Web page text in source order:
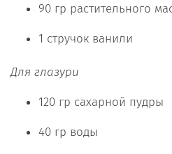
90 гр растительного
1 стручок ванили
Для глазури
120 гр сахарной пудры
40 гр воды